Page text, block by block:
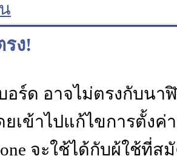
ง!
อร์ด อาจไม่ตรงกับน
ยเข้าไปแก้ไขการตั้ง
จะใช้ได้กับผู้ใช้ที่